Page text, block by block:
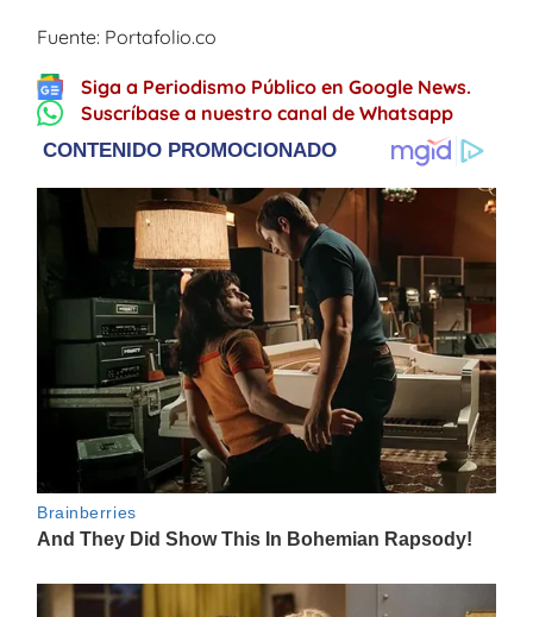
Fuente: Portafolio.co
Siga a Periodismo Público en Google News.
Suscríbase a nuestro canal de Whatsapp